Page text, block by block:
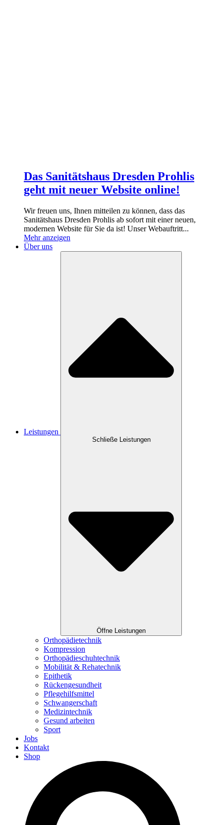
Das Sanitätshaus Dresden Prohlis
geht mit neuer Website online!
Wir freuen uns, Ihnen mitteilen zu können, dass das
Sanitätshaus Dresden Prohlis ab sofort mit einer neuen,
modernen Website für Sie da ist! Unser Webauftritt...
Mehr anzeigen
Über uns
Leistungen
Schließe Leistungen
Öffne Leistungen
Orthopädietechnik
Kompression
Orthopädieschuhtechnik
Mobilität & Rehatechnik
Epithetik
Rückengesundheit
Pflegehilfsmittel
Schwangerschaft
Medizintechnik
Gesund arbeiten
Sport
Jobs
Kontakt
Shop